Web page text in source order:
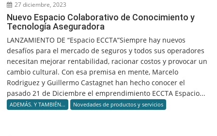
27 diciembre, 2023
Nuevo Espacio Colaborativo de Conocimiento y
Tecnología Aseguradora
LANZAMIENTO DE “Espacio ECCTA”Siempre hay nuevos
desafíos para el mercado de seguros y todos sus operadores
necesitan mejorar rentabilidad, racionar costos y provocar un
cambio cultural. Con esa premisa en mente, Marcelo
Rodriguez y Guillermo Castagnet han hecho conocer el
pasado 21 de Diciembre el emprendimiento ECCTA Espacio...
ADEMÁS. Y TAMBIÉN... Novedades de productos y servicios